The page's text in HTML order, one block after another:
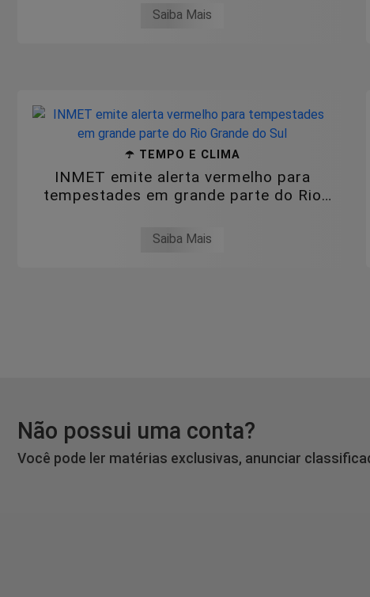
Saiba Mais
☂️ TEMPO E CLIMA
INMET emite alerta vermelho para
tempestades em grande parte do Rio
Saiba Mais
Não possui uma conta?
Você pode ler matérias exclusivas, anunciar